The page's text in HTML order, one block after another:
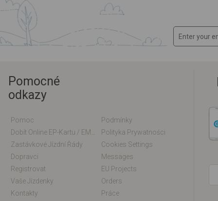
Pomocné
odkazy
Pomoc
Podmínky
Polityka Prywatności
Zastávkové Jízdní Řády
Cookies Settings
Dopravci
Messages
Registrovat
EU Projects
Vaše Jízdenky
Orders
Kontakty
Práce